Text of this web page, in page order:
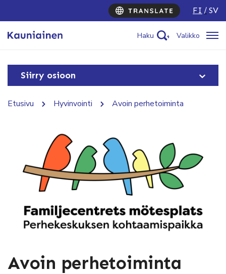
FI SV
Haku Valikko
Siirry osioon
Etusivu Hyvinvointi Avoin perhetoiminta
Avoin perhetoiminta